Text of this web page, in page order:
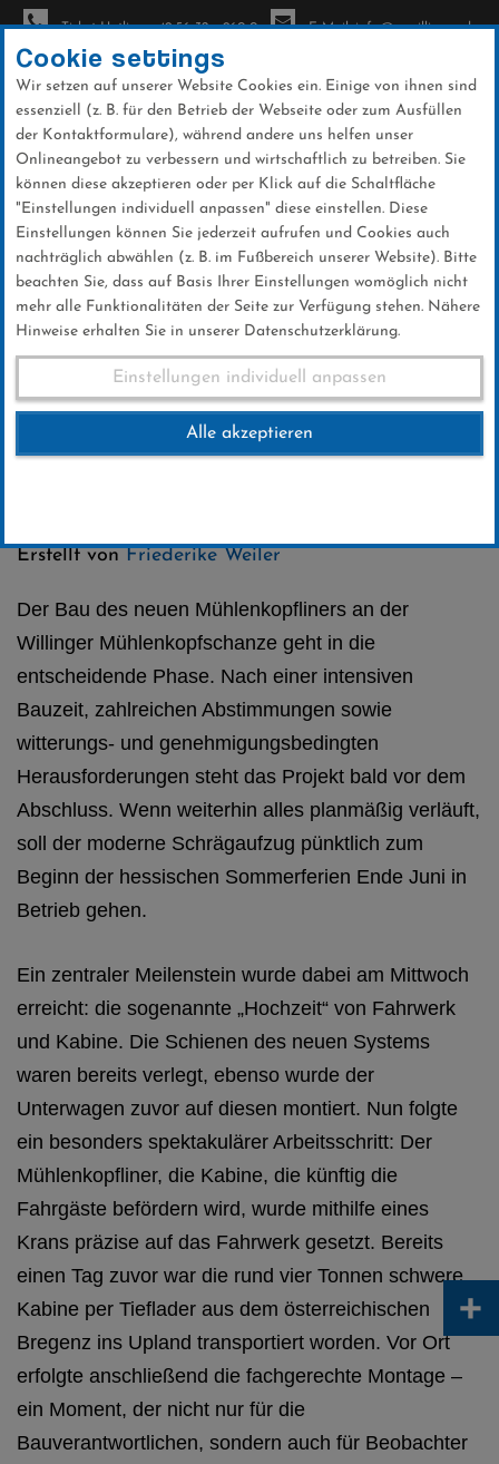
Direkt
zum
Inhalt
Ticket-Hotline: +49 56 32 - 960-0 E-Mail: info@sc-willingen.de
News
Meilenstein erreicht:
"Hochzeit" am Mühlenkopf
Erstellt vonFriederike Weiler
Der Bau des neuen Mühlenkopfliners an der
Willinger Mühlenkopfschanze geht in die
entscheidende Phase. Nach einer intensiven
Bauzeit, zahlreichen Abstimmungen sowie
witterungs- und genehmigungsbedingten
Herausforderungen steht das Projekt bald vor dem
Abschluss. Wenn weiterhin alles planmäßig verläuft,
soll der moderne Schrägaufzug pünktlich zum
Beginn der hessischen Sommerferien Ende Juni in
Betrieb gehen.
Ein zentraler Meilenstein wurde dabei am Mittwoch
erreicht: die sogenannte „Hochzeit“ von Fahrwerk
und Kabine. Die Schienen des neuen Systems
waren bereits verlegt, ebenso wurde der
Unterwagen zuvor auf diesen montiert. Nun folgte
ein besonders spektakulärer Arbeitsschritt: Der
Mühlenkopfliner, die Kabine, die künftig die
Fahrgäste befördern wird, wurde mithilfe eines
Krans präzise auf das Fahrwerk gesetzt. Bereits
einen Tag zuvor war die rund vier Tonnen schwere
Kabine per Tieflader aus dem österreichischen
Bregenz ins Upland transportiert worden. Vor Ort
erfolgte anschließend die fachgerechte Montage –
ein Moment, der nicht nur für die
Bauverantwortlichen, sondern auch für Beobachter
Cookie settings
Wir setzen auf unserer Website Cookies ein. Einige von ihnen sind
essenziell (z. B. für den Betrieb der Webseite oder zum Ausfüllen
der Kontaktformulare), während andere uns helfen unser
Onlineangebot zu verbessern und wirtschaftlich zu betreiben. Sie
können diese akzeptieren oder per Klick auf die Schaltfläche
"Einstellungen individuell anpassen" diese einstellen. Diese
Einstellungen können Sie jederzeit aufrufen und Cookies auch
nachträglich abwählen (z. B. im Fußbereich unserer Website). Bitte
beachten Sie, dass auf Basis Ihrer Einstellungen womöglich nicht
mehr alle Funktionalitäten der Seite zur Verfügung stehen. Nähere
Hinweise erhalten Sie in unserer Datenschutzerklärung.
Einstellungen individuell anpassen
Alle akzeptieren
+